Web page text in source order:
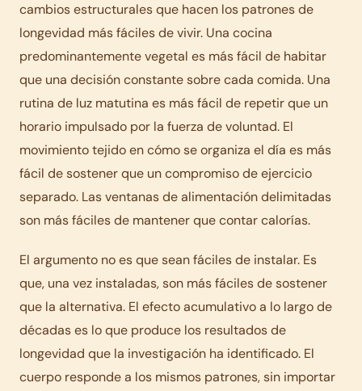
cambios estructurales que hacen los patrones de
longevidad más fáciles de vivir. Una cocina
predominantemente vegetal es más fácil de habitar
que una decisión constante sobre cada comida. Una
rutina de luz matutina es más fácil de repetir que un
horario impulsado por la fuerza de voluntad. El
movimiento tejido en cómo se organiza el día es más
fácil de sostener que un compromiso de ejercicio
separado. Las ventanas de alimentación delimitadas
son más fáciles de mantener que contar calorías.
El argumento no es que sean fáciles de instalar. Es
que, una vez instaladas, son más fáciles de sostener
que la alternativa. El efecto acumulativo a lo largo de
décadas es lo que produce los resultados de
longevidad que la investigación ha identificado. El
cuerpo responde a los mismos patrones, sin importar